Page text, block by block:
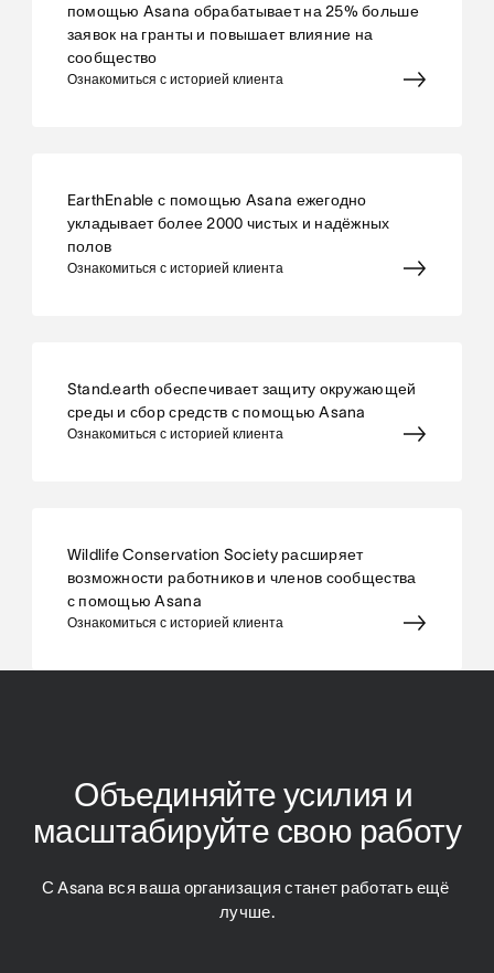
помощью Asana обрабатывает на 25% больше
заявок на гранты и повышает влияние на
сообщество
Ознакомиться с историей клиента
EarthEnable с помощью Asana ежегодно
укладывает более 2000 чистых и надёжных
полов
Ознакомиться с историей клиента
Stand.earth обеспечивает защиту окружающей
среды и сбор средств с помощью Asana
Ознакомиться с историей клиента
Wildlife Conservation Society расширяет
возможности работников и членов сообщества
с помощью Asana
Ознакомиться с историей клиента
Объединяйте усилия и
масштабируйте свою работу
С Asana вся ваша организация станет работать ещё
лучше.